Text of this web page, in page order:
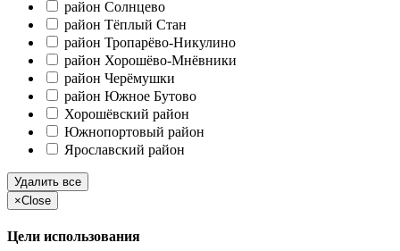
район Солнцево
район Тёплый Стан
район Тропарёво-Никулино
район Хорошёво-Мнёвники
район Черёмушки
район Южное Бутово
Хорошёвский район
Южнопортовый район
Ярославский район
Удалить все
×Close
Цели использования